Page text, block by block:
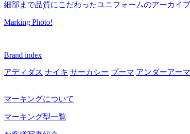
細部まで品質にこだわったユニフォームのアーカイブ
Marking Photo!
Brand index
アディダス ナイキ サーカシー プーマ アンダーアー
マーキングについて
マーキング型一覧